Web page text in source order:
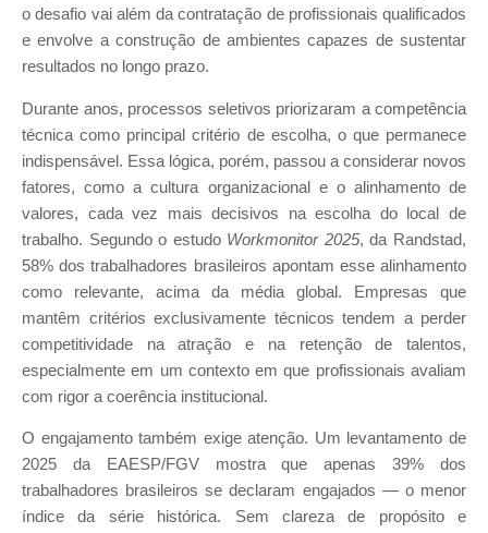
o desafio vai além da contratação de profissionais qualificados
e envolve a construção de ambientes capazes de sustentar
resultados no longo prazo.
Durante anos, processos seletivos priorizaram a competência
técnica como principal critério de escolha, o que permanece
indispensável. Essa lógica, porém, passou a considerar novos
fatores, como a cultura organizacional e o alinhamento de
valores, cada vez mais decisivos na escolha do local de
trabalho. Segundo o estudo Workmonitor 2025, da Randstad,
58% dos trabalhadores brasileiros apontam esse alinhamento
como relevante, acima da média global. Empresas que
mantêm critérios exclusivamente técnicos tendem a perder
competitividade na atração e na retenção de talentos,
especialmente em um contexto em que profissionais avaliam
com rigor a coerência institucional.
O engajamento também exige atenção. Um levantamento de
2025 da EAESP/FGV mostra que apenas 39% dos
trabalhadores brasileiros se declaram engajados — o menor
índice da série histórica. Sem clareza de propósito e